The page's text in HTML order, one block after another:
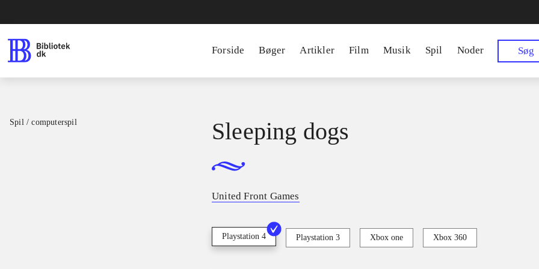
Forside Bøger Artikler Film Musik Spil Noder Søg
Spil / computerspil Sleeping dogs
United Front Games
Playstation 4 Playstation 3 Xbox one Xbox 360